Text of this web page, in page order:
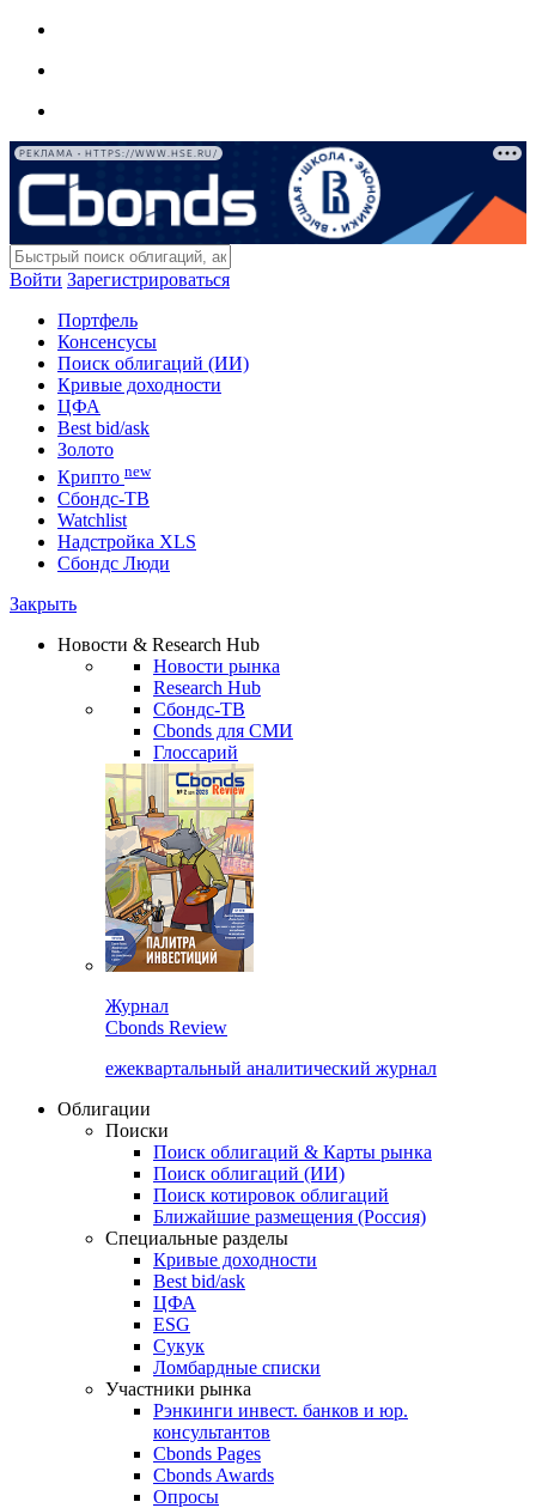
РЕКЛАМА • HTTPS://WWW.HSE.RU/
Войти Зарегистрироваться
Портфель
Консенсусы
Поиск облигаций (ИИ)
Кривые доходности
ЦФА
Best bid/ask
Золото
Крипто new
Сбондс-ТВ
Watchlist
Надстройка XLS
Сбондс Люди
Закрыть
Новости & Research Hub
Новости рынка
Research Hub
Сбондс-ТВ
Cbonds для СМИ
Глоссарий
Журнал
Cbonds Review
ежеквартальный аналитический журнал
Облигации
Поиски
Поиск облигаций & Карты рынка
Поиск облигаций (ИИ)
Поиск котировок облигаций
Ближайшие размещения (Россия)
Специальные разделы
Кривые доходности
Best bid/ask
ЦФА
ESG
Сукук
Ломбардные списки
Участники рынка
Рэнкинги инвест. банков и юр.
консультантов
Cbonds Pages
Cbonds Awards
Опросы